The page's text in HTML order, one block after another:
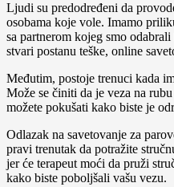
Ljudi su predodređeni da
osobama koje vole. Imamo
sa partnerom kojeg smo
stvari postanu teške, online
Međutim, postoje trenuci kada
Može se činiti da je veza na
možete pokušati kako biste je
Odlazak na savetovanje za
pravi trenutak da potražite
jer će terapeut moći da pruži
kako biste poboljšali vašu vezu.